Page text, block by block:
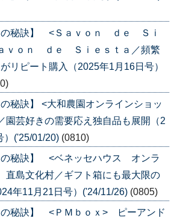
の秘訣】 <Ｓａｖｏｎ ｄｅ Ｓｉ
ｖｏｎ ｄｅ Ｓｉｅｓｔａ／頻繁
リピート購入（2025年1月16日号）
の秘訣】 <大和農園オンラインショッ
芸好きの需要応え独自品も展開（2
）('25/01/20) (0810)
の秘訣】 <ベネッセハウス オンラ
島文化村／ギフト箱にも最大限の
年11月21日号）('24/11/26) (0805)
の秘訣】 <ＰＭｂｏｘ> ピーアンド